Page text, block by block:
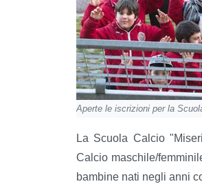
Aperte le iscrizioni per la
La Scuola Calcio
Calcio maschile/
bambine nati negli anni